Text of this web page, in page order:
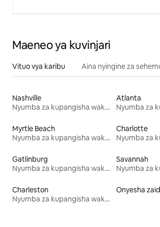
Maeneo ya kuvinjari
Vituo vya karibu Aina nyingine za
Nashville
Nyumba za kupangisha wakati wa likizo
Atlanta
Myrtle Beach
Nyumba za kupangisha wakati wa likizo
Charlotte
Gatlinburg
Nyumba za kupangisha wakati wa likizo
Savannah
Charleston
Nyumba za kupangisha wakati wa likizo
Onyesha